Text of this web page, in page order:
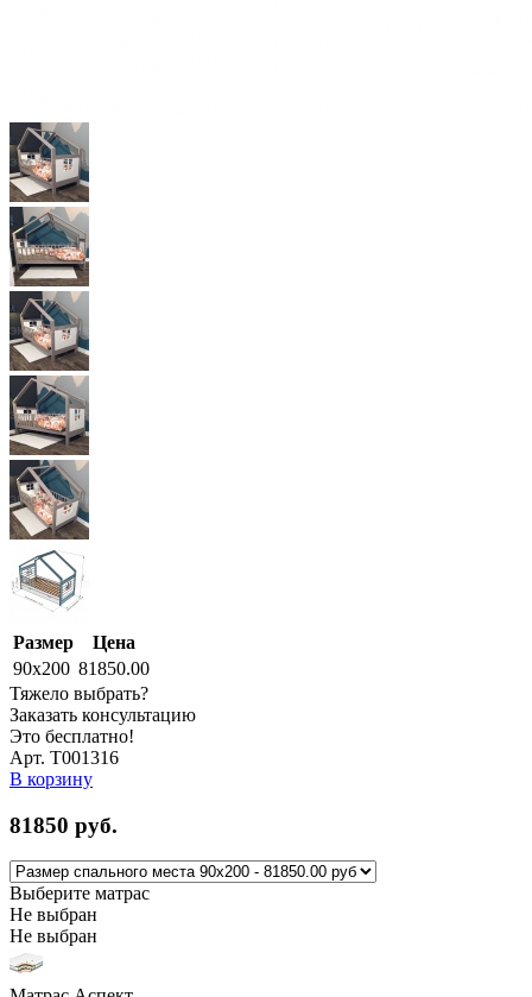
Размер
Цена
90x200 81850.00
Тяжело выбрать?
Заказать консультацию
Это бесплатно!
Арт. Т001316
В корзину
81850 руб.
Выберите матрас
Не выбран
Не выбран